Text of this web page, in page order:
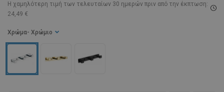
Η χαμηλότερη τιμή των τελευταίων 30 ημερών πριν από την έκπτωση:
24,49 €
Χρώμα - Χρώμιο